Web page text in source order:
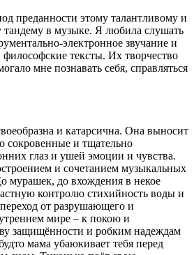
преданности этому талантливому и
в музыке. Я любила слушать
электронное звучание и
тексты. Их творчество
мне познавать себя, справляться
и катарсична. Она выносит
сокровенные и тщательно
глаз и ушей эмоции и чувства.
и сочетанием музыкальных
мурашек, до вхождения в некое
контролю стихийность воды и
от разрушающего и
мире – к покою и
защищённости и робким надеждам
мама убаюкивает тебя перед